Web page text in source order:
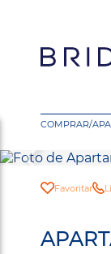
COMPRAR/
Favoritar